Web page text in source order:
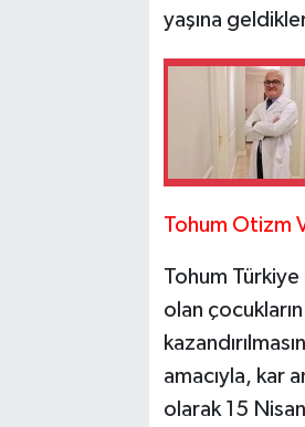
yaşına
Tohum Otizm
Tohum
olan
amacıyla, kar
olarak 15